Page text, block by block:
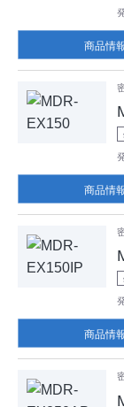
商品情
商品情
商品情